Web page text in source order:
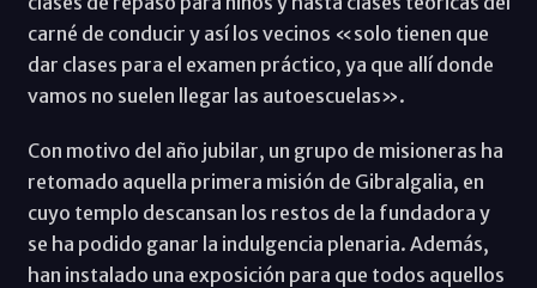
carné de conducir y así los vecinos «solo tienen que
dar clases para el examen práctico, ya que allí donde
vamos no suelen llegar las autoescuelas».
Con motivo del año jubilar, un grupo de misioneras ha
retomado aquella primera misión de Gibralgalia, en
cuyo templo descansan los restos de la fundadora y
se ha podido ganar la indulgencia plenaria. Además,
han instalado una exposición para que todos aquellos